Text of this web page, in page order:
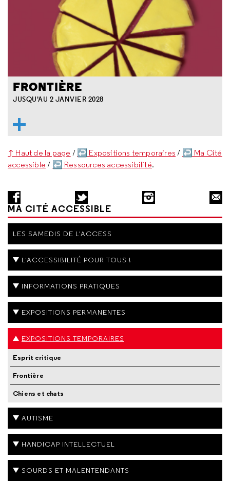
FRONTIÈRE
JUSQU'AU 2 JANVIER 2028
↑ Haut de la page / ↩ Expositions temporaires / ↩ Ma Cité
accessible / ↩ Ressources accessibilité.
MA CITÉ ACCESSIBLE
LES SAMEDIS DE L'ACCESS
L'ACCESSIBILITÉ POUR TOUS !
INFORMATIONS PRATIQUES
EXPOSITIONS PERMANENTES
EXPOSITIONS TEMPORAIRES
Esprit critique
Frontière
Chiens et chats
AUTISME
HANDICAP INTELLECTUEL
SOURDS ET MALENTENDANTS